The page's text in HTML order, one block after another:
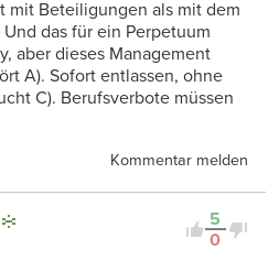
mit Beteiligungen als mit dem
das für ein Perpetuum
aber dieses Management
A). Sofort entlassen, ohne
C). Berufsverbote müssen
Kommentar melden
5
0